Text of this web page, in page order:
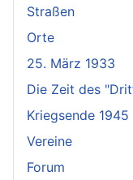
Straßen
Orte
25. März 1933
Die Zeit des
Kriegsende 1945
Vereine
Forum